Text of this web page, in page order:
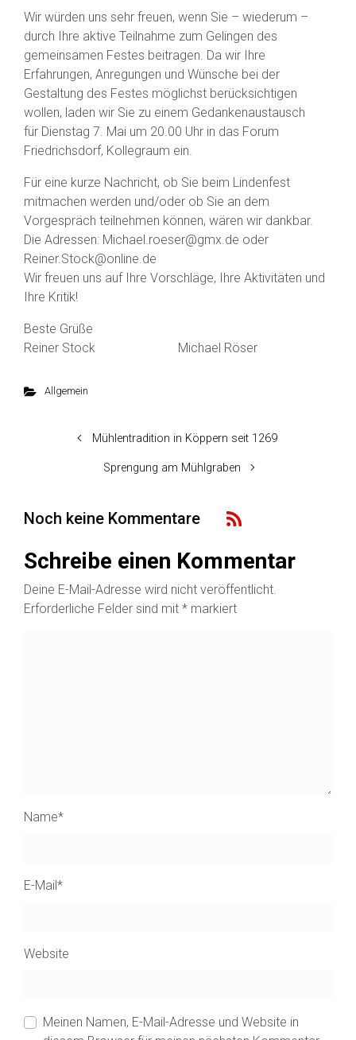
Wir würden uns sehr freuen, wenn Sie – wiederum –
durch Ihre aktive Teilnahme zum Gelingen des
gemeinsamen Festes beitragen. Da wir Ihre
Erfahrungen, Anregungen und Wünsche bei der
Gestaltung des Festes möglichst berücksichtigen
wollen, laden wir Sie zu einem Gedankenaustausch
für Dienstag 7. Mai um 20.00 Uhr in das Forum
Friedrichsdorf, Kollegraum ein.
Für eine kurze Nachricht, ob Sie beim Lindenfest
mitmachen werden und/oder ob Sie an dem
Vorgespräch teilnehmen können, wären wir dankbar.
Die Adressen: Michael.roeser@gmx.de oder
Reiner.Stock@online.de
Wir freuen uns auf Ihre Vorschläge, Ihre Aktivitäten und
Ihre Kritik!
Beste Grüße
Reiner Stock Michael Röser
Allgemein
Mühlentradition in Köppern seit 1269
Sprengung am Mühlgraben
Noch keine Kommentare
Schreibe einen Kommentar
Deine E-Mail-Adresse wird nicht veröffentlicht.
Erforderliche Felder sind mit * markiert
Name*
E-Mail*
Website
Meinen Namen, E-Mail-Adresse und Website in